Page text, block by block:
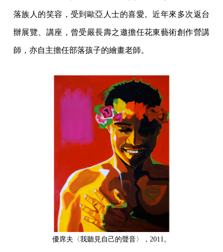
落族人的笑容，受到歐亞人士的喜愛。近年來多次返台
辦展覽、講座，曾受嚴長壽之邀擔任花東藝術創作營講
師，亦自主擔任部落孩子的繪畫老師。
優席夫〈我聽見自己的聲音〉，2011。